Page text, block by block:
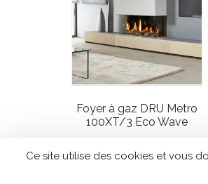
Ce site utilise des cookies et vous
Foyer à gaz DRU Metro
100XT/3 Eco Wave